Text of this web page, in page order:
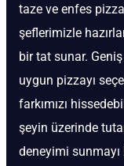
taze ve enfes
şeflerimizle
bir tat sunar.
uygun pizzayı
farkımızı
şeyin üzerinde
deneyimi